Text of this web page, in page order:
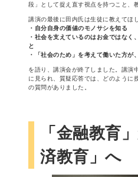
段」として捉え直す視点を持つこと、
講演の最後に田内氏は生徒に教えてほ
・自分自身の価値のモノサシを知る
・社会を支えているのはお金ではなく
と
・「社会のため」を考えて働いた方が
を語り、講演会が終了しました。講演
に見られ、質疑応答では、どのように
の質問がありました。
「金融教育
済教育」へ